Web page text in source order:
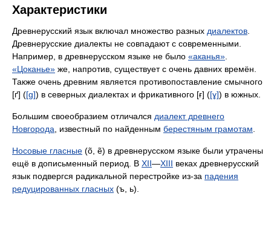
Характеристики
Древнерусский язык включал множество разных диалектов
Древнерусские диалекты не совпадают с современными.
Например, в древнерусском языке не было «аканья»
«Цоканье» же, напротив, существует с очень давних времён.
Также очень древним является противопоставление смычного
[ґ] ([ɡ]) в северных диалектах и фрикативного [ғ] ([ɣ]) в южных.
Большим своеобразием отличался диалект древнего
Новгорода , известный по найденным берестяным грамотам
Носовые гласные (õ, ẽ) в древнерусском языке были утрачены
ещё в дописьменный период. В XII—XIII веках древнерусский
язык подвергся радикальной перестройке из-за падения
редуцированных гласных (ъ, ь).